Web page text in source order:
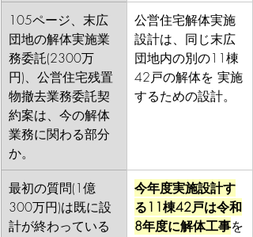
105ページ、末広
団地の解体実施業
務委託(2300万
円)、公営住宅残置
物撤去業務委託契
約案は、今の解体
業務に関わる部分
か。
公営住宅解体実施
設計は、同じ末広
団地内の別の11棟
42戸の解体を 実施
するための設計。
最初の質問(1億
300万円)は既に設
計が終わっている
今年度実施設計す
る11棟42戸は令和
8年度に解体工事を